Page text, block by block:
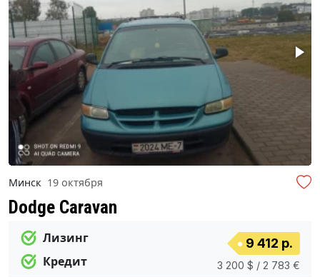
Минск 19 октября
Dodge Caravan
Лизинг
Кредит
9 412 р.
3 200 $ / 2 783 €